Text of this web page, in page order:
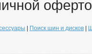
Поиск шин и дисков